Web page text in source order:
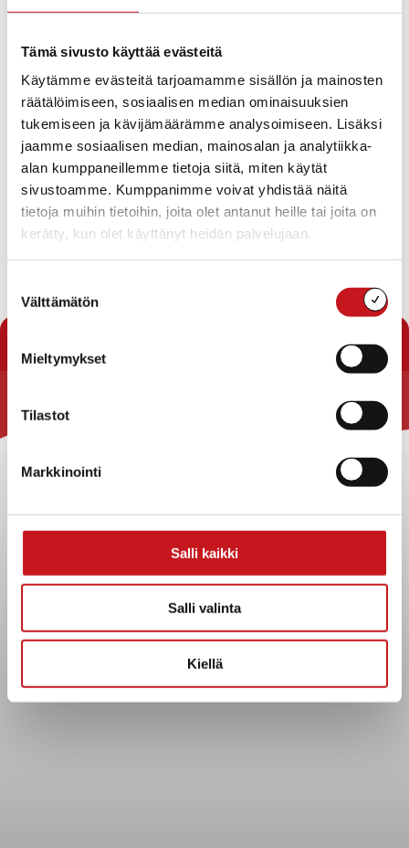
Tämä sivusto käyttää evästeitä
Käytämme evästeitä tarjoamamme sisällön ja mainosten
räätälöimiseen, sosiaalisen median ominaisuuksien
tukemiseen ja kävijämäärämme analysoimiseen. Lisäksi
jaamme sosiaalisen median, mainosalan ja analytiikka-
alan kumppaneillemme tietoja siitä, miten käytät
sivustoamme. Kumppanimme voivat yhdistää näitä
tietoja muihin tietoihin, joita olet antanut heille tai joita on
kerätty, kun olet käyttänyt heidän palvelujaan.
valinta
Välttämätön
Mieltymykset
Tilastot
Markkinointi
Salli kaikki
Salli valinta
Kiellä
Tapahtumat Matkailu
Tapahtumat
NoticeEi tuloksia.
Etsi
aja
Näkymät
navigointi
Etsi
ShowLista
Tuleva
Valitse
päivä.
EdellisetTapahtumat Tänään
Seuraavat
Rautalammin kunta
Kuntainfo
Asiakirjajulkisuuskuvaus
Evästeet
Tietosuoja
Tietopyyntö